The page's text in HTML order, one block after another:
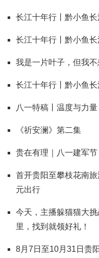
长江十年行丨黔小鱼长
长江十年行丨黔小鱼
我是一片叶子，但我
长江十年行丨黔小鱼
八一特稿丨温度与力
《祈安澜》第二集
贵在有理｜八一建军
首开贵阳至攀枝花南
元出行
今天，主播躲猫猫大
里，找到就领好礼！
8月7日至10月31日贵